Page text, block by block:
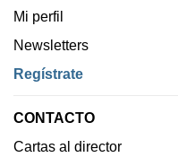
Mi perfil
Newsletters
Regístrate
CONTACTO
Cartas al director